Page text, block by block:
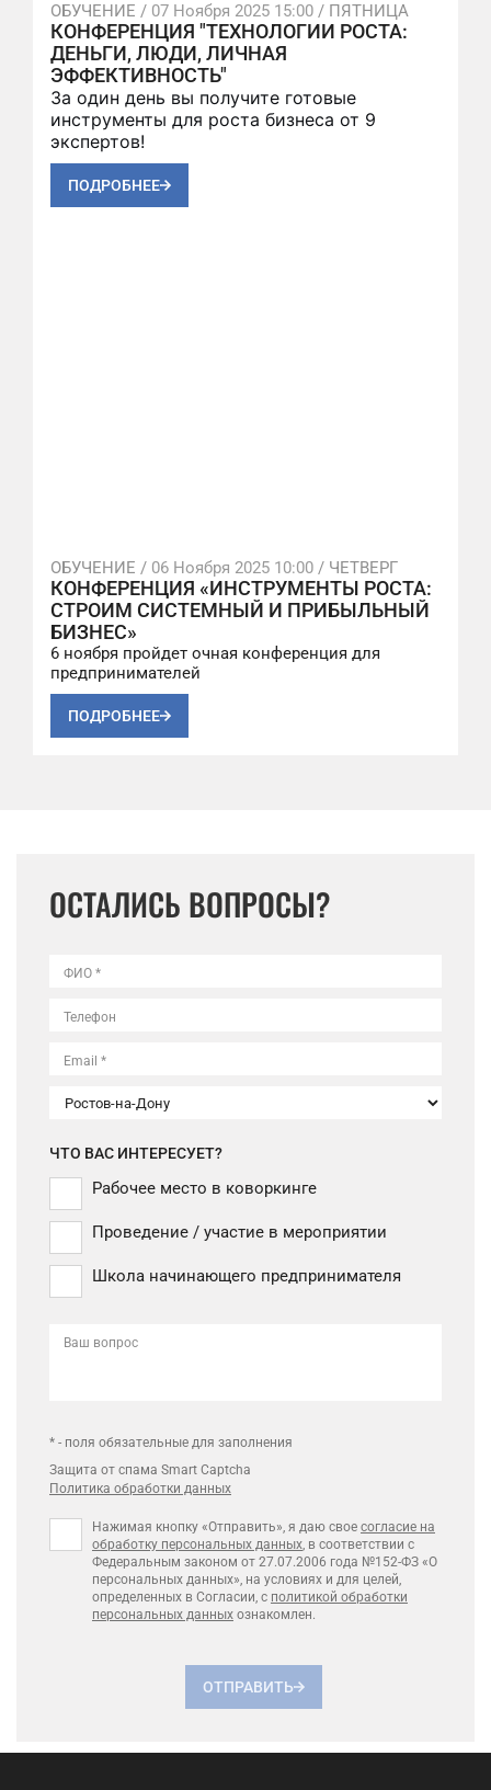
ОБУЧЕНИЕ / 07 Ноября 2025 15:00 / ПЯТНИЦА
КОНФЕРЕНЦИЯ "ТЕХНОЛОГИИ РОСТА:
ДЕНЬГИ, ЛЮДИ, ЛИЧНАЯ
ЭФФЕКТИВНОСТЬ"
За один день вы получите готовые
инструменты для роста бизнеса от 9
экспертов!
ПОДРОБНЕЕ
ОБУЧЕНИЕ / 06 Ноября 2025 10:00 / ЧЕТВЕРГ
КОНФЕРЕНЦИЯ «ИНСТРУМЕНТЫ РОСТА:
СТРОИМ СИСТЕМНЫЙ И ПРИБЫЛЬНЫЙ
БИЗНЕС»
6 ноября пройдет очная конференция для
предпринимателей
ПОДРОБНЕЕ
ОСТАЛИСЬ ВОПРОСЫ?
ФИО *
Телефон
Email *
ЧТО ВАС ИНТЕРЕСУЕТ?
Рабочее место в коворкинге
Проведение / участие в мероприятии
Школа начинающего предпринимателя
Ваш вопрос
* - поля обязательные для заполнения
Защита от спама Smart Captcha
Политика обработки данных
Нажимая кнопку «Отправить», я даю свое согласие на
обработку персональных данных, в соответствии с
Федеральным законом от 27.07.2006 года №152-ФЗ «О
персональных данных», на условиях и для целей,
определенных в Согласии, с политикой обработки
персональных данных ознакомлен.
ОТПРАВИТЬ